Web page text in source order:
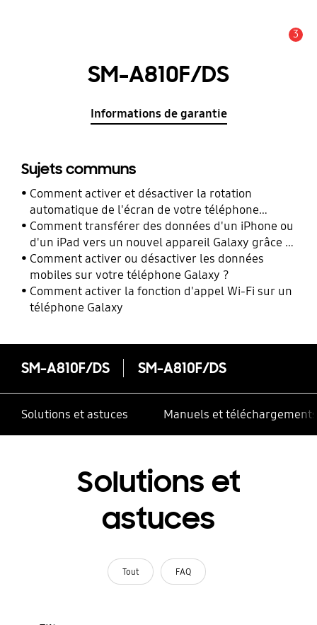
3
SM-A810F/DS
Informations de garantie
Sujets communs
Comment activer et désactiver la rotation
automatique de l'écran de votre téléphone
Galaxy ?
Comment transférer des données d'un iPhone ou
d'un iPad vers un nouvel appareil Galaxy grâce à
Smart Switch ?
Comment activer ou désactiver les données
mobiles sur votre téléphone Galaxy ?
Comment activer la fonction d'appel Wi-Fi sur un
téléphone Galaxy
SM-A810F/DS SM-A810F/DS
Solutions et astuces Manuels et téléchargements
Solutions et
astuces
Tout FAQ